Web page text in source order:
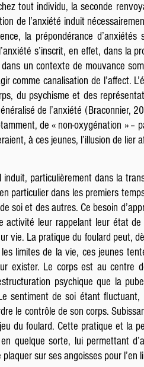
tout individu, la seconde
de l’anxiété induit
la prépondérance d’anxiétés
s’inscrit, en effet, dans la
un contexte de mouvance
canalisation de l’affect.
du psychisme et des
de l’anxiété (Braconnier,
de « non-oxygénation » –
à ces jeunes, l’illusion de lier
particulièrement dans la
particulier dans les premiers
soi et des autres. Ce besoin
activité leur rappelant leur état
vie. La pratique du foulard peut,
limites de la vie, ces jeunes
exister. Le corps est au centre
psychique que la
sentiment de soi étant
le contrôle de son corps.
du foulard. Cette pratique et la
quelque sorte, lui permettant
sur ses angoisses pour l’en